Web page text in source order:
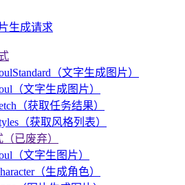
生成请求
（文字生成图片）
（文字生成图片）
（获取任务结果）
（获取风格列表）
已废弃）
（文字生图片）
（生成角色）